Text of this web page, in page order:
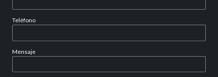
Teléfono
Mensaje